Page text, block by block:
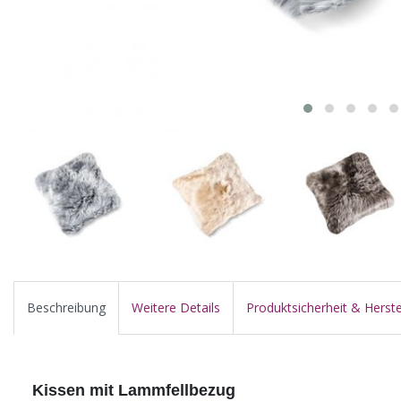
Beschreibung Weitere Details Produktsicherheit &
Kissen mit Lammfellbezug